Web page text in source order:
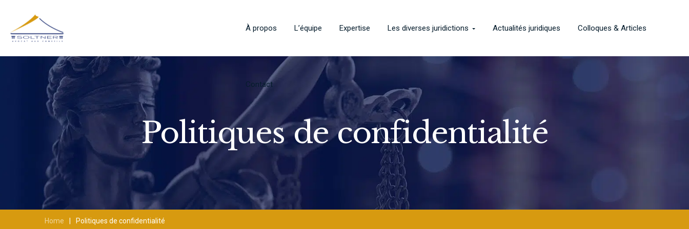
À propos L’équipe Expertise Les diverses juridictions Actualités juridiques Colloques & Articles
Contact
Politiques de confidentialité
Home Politiques de confidentialité